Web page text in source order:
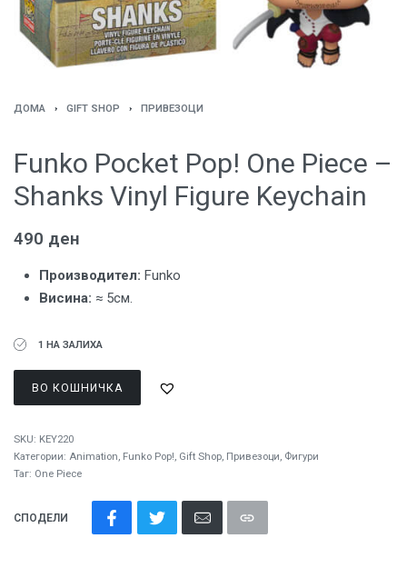
ДОМА › GIFT SHOP › ПРИВЕЗОЦИ
Funko Pocket Pop! One Piece –
Shanks Vinyl Figure Keychain
490 ден
Производител: Funko
Висина: ≈ 5см.
1 НА ЗАЛИХА
ВО КОШНИЧКА
SKU: KEY220
Категории: Animation, Funko Pop!, Gift Shop, Привезоци, Фигури
Таг: One Piece
СПОДЕЛИ